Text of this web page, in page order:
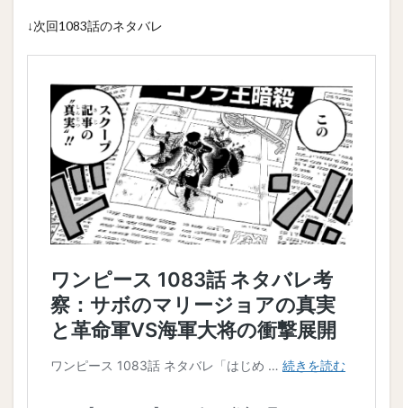
↓次回1083話のネタバレ